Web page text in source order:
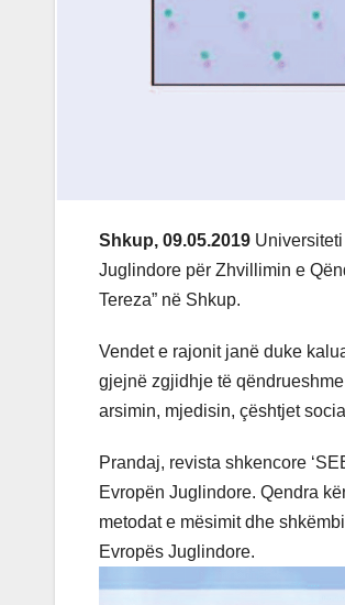
Shkup, 09.05.2019
Juglindore për Zhvillimin e
Tereza” në Shkup.
Vendet e rajonit janë duke
gjejnë zgjidhje të
arsimin, mjedisin, çështjet
Prandaj, revista shkencore
Evropën Juglindore. Qendra
metodat e mësimit dhe
Evropës Juglindore.